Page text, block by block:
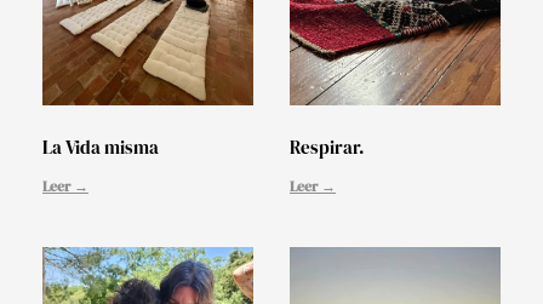
La Vida misma
Leer →
Respirar.
Leer →